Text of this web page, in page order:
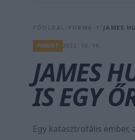
FŐOLDAL FORMA-1 JAMES
FORMA-1
JAMES
IS EGY
Egy katasztrofális